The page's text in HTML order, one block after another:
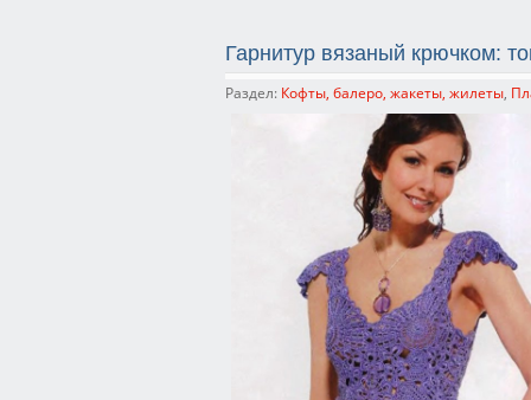
Гарнитур вязаный крючком:
Раздел: Кофты, балеро, жакеты, жилеты